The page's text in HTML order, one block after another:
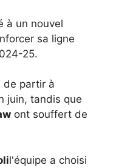
à un nouvel
sa ligne
25.
de partir à
juin, tandis que
ont souffert de
l'équipe a choisi